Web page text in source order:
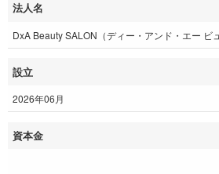
法人名
DxA Beauty SALON（ディー・アンド・エー ビ
設立
2026年06月
資本金